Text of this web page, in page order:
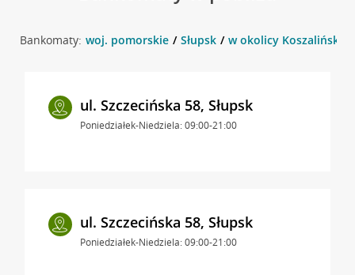
Bankomaty: woj. pomorskie Słupsk w okolicy Koszalińska
ul. Szczecińska 58, Słupsk
Poniedziałek-Niedziela: 09:00-21:00
ul. Szczecińska 58, Słupsk
Poniedziałek-Niedziela: 09:00-21:00